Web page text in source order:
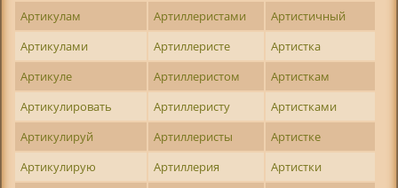
Артикулам
Артиллеристами
Артистичный
Артикулами
Артиллеристе
Артистка
Артикуле
Артиллеристом
Артисткам
Артикулировать
Артиллеристу
Артистками
Артикулируй
Артиллеристы
Артистке
Артикулирую
Артиллерия
Артистки